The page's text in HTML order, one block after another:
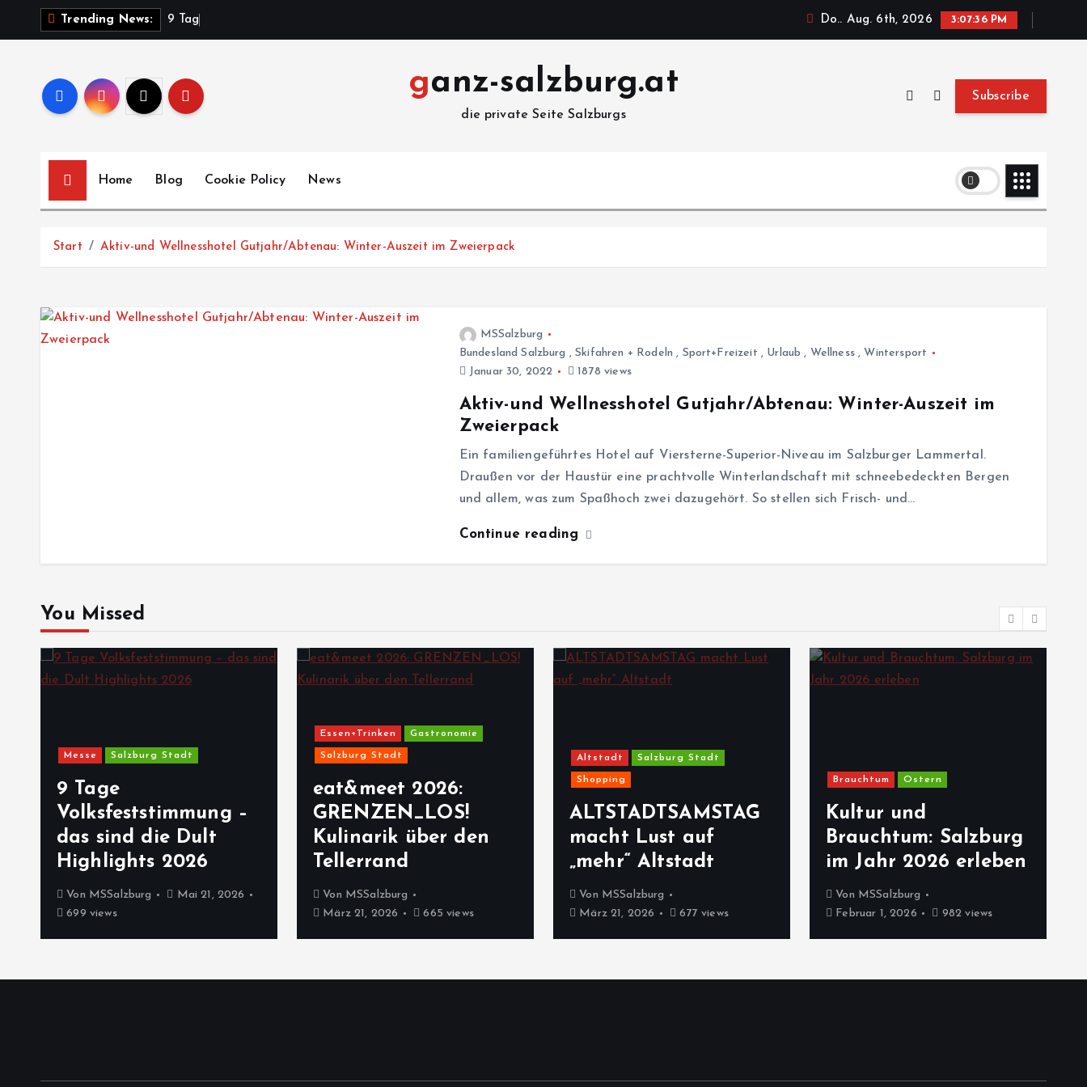
Trending News: 9 ag Do.. Aug. 6th, 2026 3:07:36 PM
ganz-salzburg.at
die private Seite Salzburgs
Subscribe
Home Blog Cookie Policy News
Start Aktiv-und Wellnesshotel Gutjahr/Abtenau: Winter-Auszeit im Zweierpack
MSSalzburg
Bundesland Salzburg ,Skifahren + Rodeln , Sport+Freizeit , Urlaub , Wellness, Wintersport
Januar 30, 2022
1878 views
Aktiv-und Wellnesshotel Gutjahr/Abtenau: Winter-Auszeit im
Zweierpack
Ein familiengeführtes Hotel auf Viersterne-Superior-Niveau im Salzburger Lammertal.
Draußen vor der Haustür eine prachtvolle Winterlandschaft mit schneebedeckten Bergen
und allem, was zum Spaßhoch zwei dazugehört. So stellen sich Frisch- und…
Continue reading
You Missed
Messe Salzburg Stadt
9 Tage
Volksfeststimmung –
das sind die Dult
Highlights 2026
Von MSSalzburg
Mai 21, 2026
699 views
Essen+Trinken Gastronomie
Salzburg Stadt
eat&meet 2026:
GRENZEN_LOS!
Kulinarik über den
Tellerrand
Von MSSalzburg
März 21, 2026
665 views
Altstadt Salzburg Stadt
Shopping
ALTSTADTSAMSTAG
macht Lust auf
„mehr“ Altstadt
Von MSSalzburg
März 21, 2026
677 views
Brauchtum Ostern
Kultur und
Brauchtum: Salzburg
im Jahr 2026 erleben
Von MSSalzburg
Februar 1, 2026
982 views